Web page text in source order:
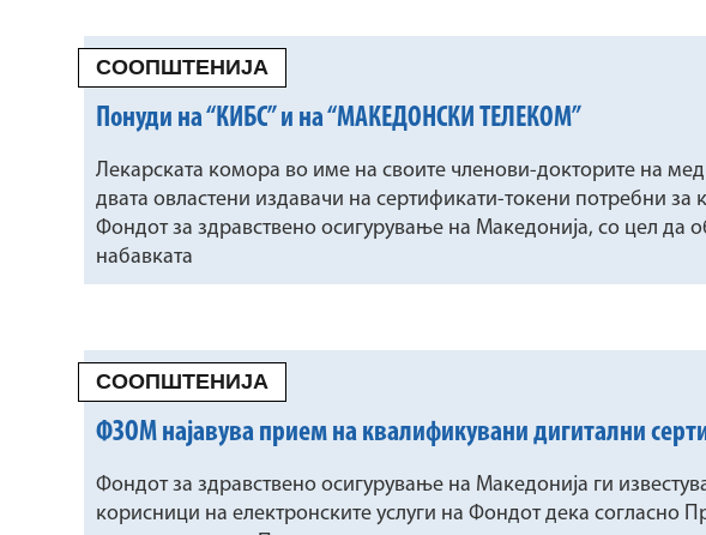
СООПШТЕНИЈА
Понуди на “КИБС” и на “МАКЕДОНСКИ ТЕЛЕКОМ”
Лекарската комора во име на своите членови-докторите на
двата овластени издавачи на сертификати-токени потребни за
Фондот за здравствено осигурување на Македонија, со цел да
набавката
СООПШТЕНИЈА
ФЗОМ најавува прием на квалификувани дигитални
Фондот за здравствено осигурување на Македонија ги
корисници на електронските услуги на Фондот дека согласно